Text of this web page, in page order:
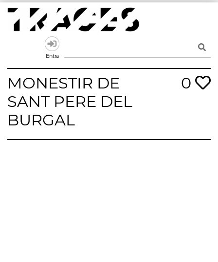
Skip
content
Un mapa de la memòria obert a tothom
Entra
MONESTIR DE
SANT PERE DEL
BURGAL
0